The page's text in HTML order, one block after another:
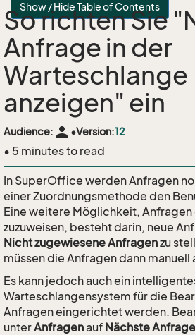
Show / Hide Table of Contents
So richten Sie
Anfrage in der
Warteschlange
anzeigen" ein
Audience: person •Version:12
• 5 minutes to read
In SuperOffice werden Anfragen
einer Zuordnungsmethode den
Eine weitere Möglichkeit,
zuzuweisen, besteht darin, neue
Nicht zugewiesene Anfragenzu
müssen die Anfragen dann manuell
Es kann jedoch auch ein
Warteschlangensystem für die
Anfragen eingerichtet werden.
unterAnfragenauf Nächste